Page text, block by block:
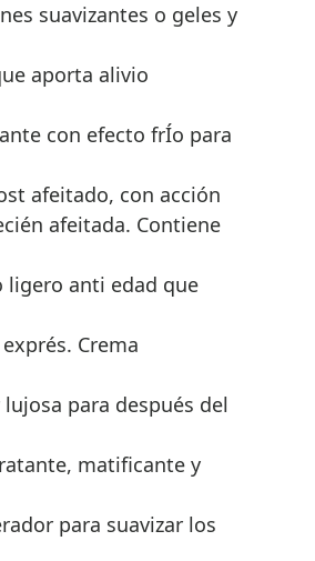
suavizantes o geles y
aporta alivio
con efecto frÍo para
afeitado, con acción
afeitada. Contiene
ligero anti edad que
Crema
para después del
matificante y
para suavizar los